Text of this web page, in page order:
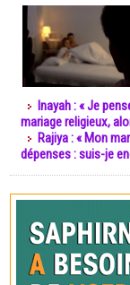
Inayah : « Je
mariage religieux,
Rajiya : « Mon
dépenses : suis-je